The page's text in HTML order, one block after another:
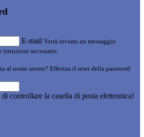
E-mail Verrà inviato un messaggio
necessarie.
al nome utente? Effettua il reset della password
controllare la casella di posta elettronica!